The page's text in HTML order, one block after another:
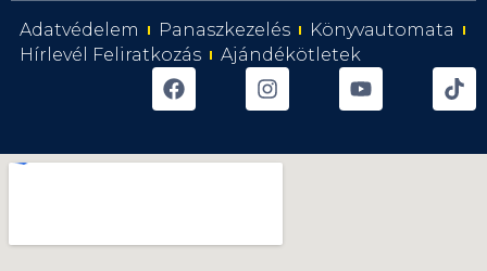
Adatvédelem Panaszkezelés
Könyvautomata
Hírlevél Feliratkozás
Ajándékötletek